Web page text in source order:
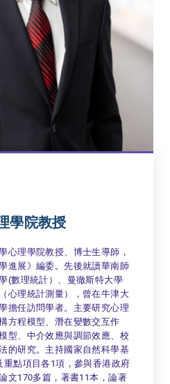
學院教授
心理學院教授、博士生導師，
進展》編委。先後就讀華南師
(數理統計）、曼徹斯特大學
心理統計測量），曾在牛津大
擔任訪問學者。主要研究心理
方程模型、潛在變數交互作
型、中介效應與調節效應、校
的研究。主持國家自然科學基
點項目各1項，參與香港政府
文170多篇，著書11本，論著